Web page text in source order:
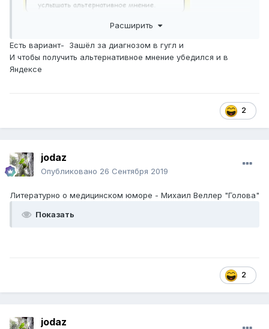
Расширить
Есть вариант- Зашёл за диагнозом в гугл и
И чтобы получить альтернативное мнение убедился и в
Яндексе
2
jodaz
Опубликовано 26 Сентября 2019
Литературно о медицинском юморе - Михаил Веллер "Голова"
Показать
2
jodaz